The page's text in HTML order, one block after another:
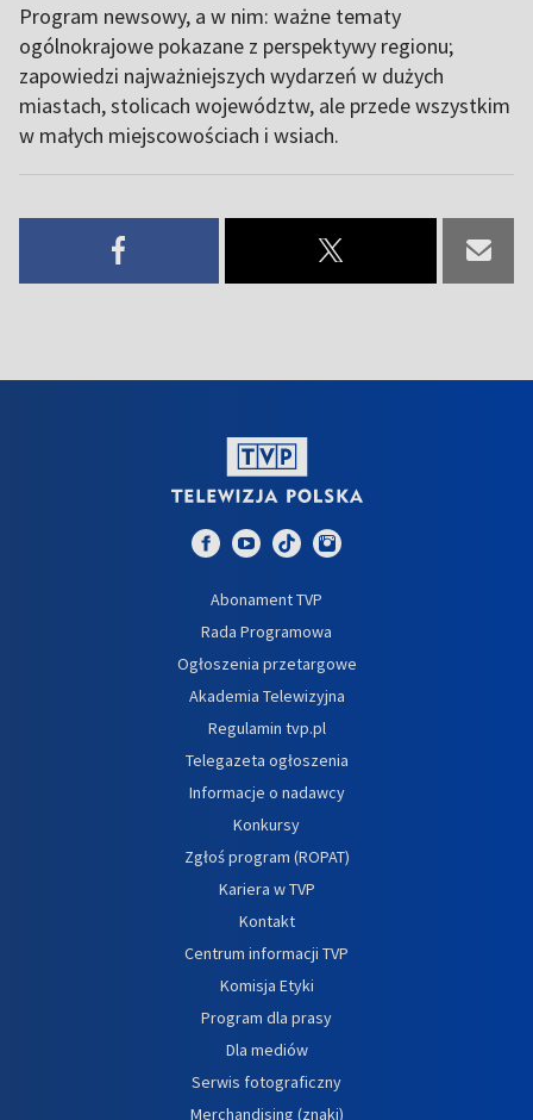
Program newsowy, a w nim: ważne tematy
ogólnokrajowe pokazane z perspektywy regionu;
zapowiedzi najważniejszych wydarzeń w dużych
miastach, stolicach województw, ale przede wszystkim
w małych miejscowościach i wsiach.
Abonament TVP
Rada Programowa
Ogłoszenia przetargowe
Akademia Telewizyjna
Regulamin tvp.pl
Telegazeta ogłoszenia
Informacje o nadawcy
Konkursy
Zgłoś program (ROPAT)
Kariera w TVP
Kontakt
Centrum informacji TVP
Komisja Etyki
Program dla prasy
Dla mediów
Serwis fotograficzny
Merchandising (znaki)